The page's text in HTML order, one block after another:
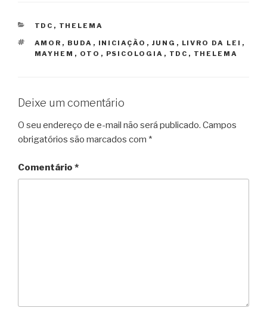
CATEGORIAS
TDC , THELEMA
TAGS
AMOR , BUDA , INICIAÇÃO , JUNG , LIVRO DA LEI ,
MAYHEM , OTO , PSICOLOGIA , TDC , THELEMA
Deixe um comentário
O seu endereço de e-mail não será publicado. Campos
obrigatórios são marcados com *
Comentário *